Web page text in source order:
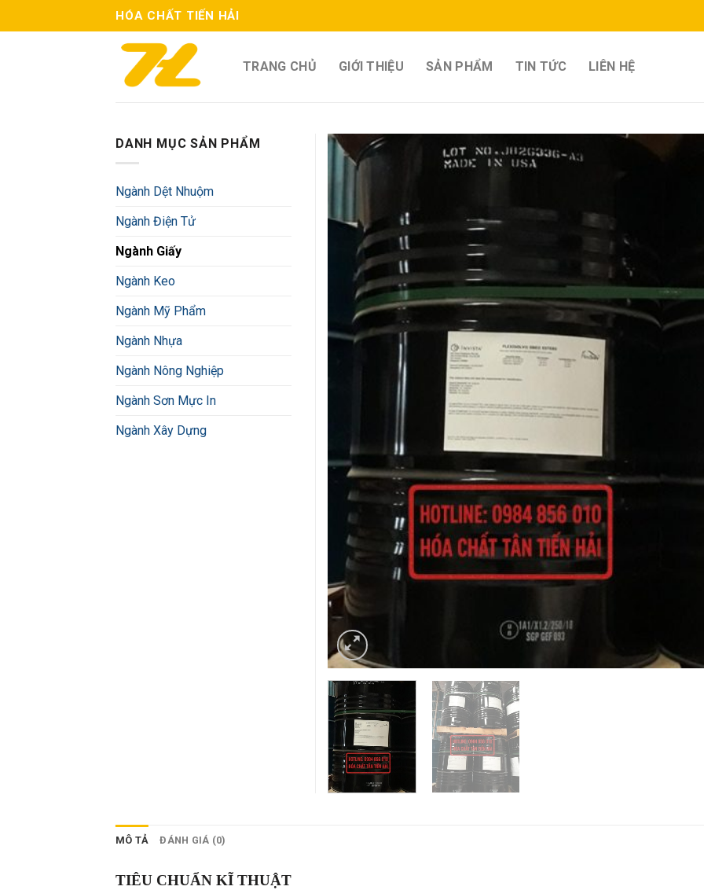
to
HÓA CHẤT TIẾN HẢI
TRANG CHỦ GIỚI THIỆU SẢN PHẨM TIN TỨC LIÊN HỆ
DANH MỤC SẢN PHẨM
Ngành Dệt Nhuộm
Ngành Điện Tử
Ngành Giấy
Ngành Keo
Ngành Mỹ Phẩm
Ngành Nhựa
Ngành Nông Nghiệp
Ngành Sơn Mực In
Ngành Xây Dựng
MÔ TẢ ĐÁNH GIÁ (0)
TIÊU CHUẨN KĨ THUẬT